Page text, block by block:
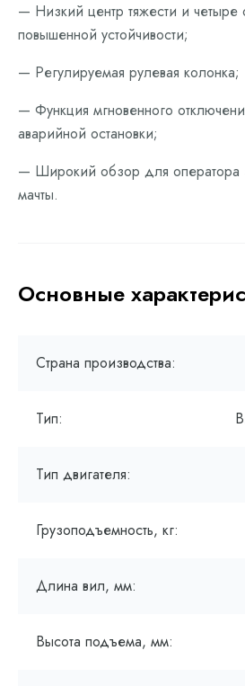
— Низкий центр тяжести и
повышенной устойчивости;
— Регулируемая рулевая колонка;
— Функция мгновенного
аварийной остановки;
— Широкий обзор для оператора
мачты.
Основные
Страна производства:
Тип:
Тип двигателя:
Грузоподъемность, кг:
Длина вил, мм:
Высота подъема, мм: